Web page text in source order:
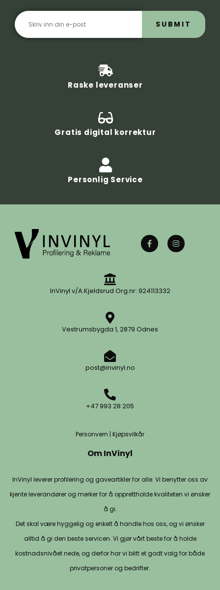
SUBMIT
Raske leveranser
Gratis digital korrektur
Personlig Service
InVinyl v/A.Kjeldsrud Org.nr: 924113332
Vestrumsbygda 1, 2879 Odnes
post@invinyl.no
+47 993 28 205
Personvern | Kjøpsvilkår
Om InVinyl
InVinyl leverer profilering og gaveartikler for alle. Vi benytter oss av
kjente leverandører og merker for å opprettholde kvaliteten vi ønsker
å gi.
Det skal være hyggelig og enkelt å handle hos oss, og vi ønsker
alltid å gi den beste servicen. Vi gjør vårt beste for å holde
kostnadsnivået nede, og derfor har vi blitt et godt valg for både
privatpersoner og bedrifter.